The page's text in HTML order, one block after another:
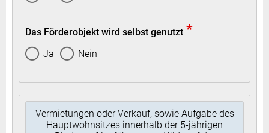
Das Förderobjekt wird selbst genutzt *
Ja Nein
Vermietungen oder Verkauf, sowie Aufgabe des
Hauptwohnsitzes innerhalb der 5-jährigen